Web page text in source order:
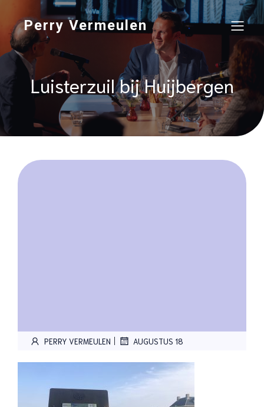
Perry Vermeulen
Luisterzuil bij Huijbergen
PERRY VERMEULEN | AUGUSTUS 18